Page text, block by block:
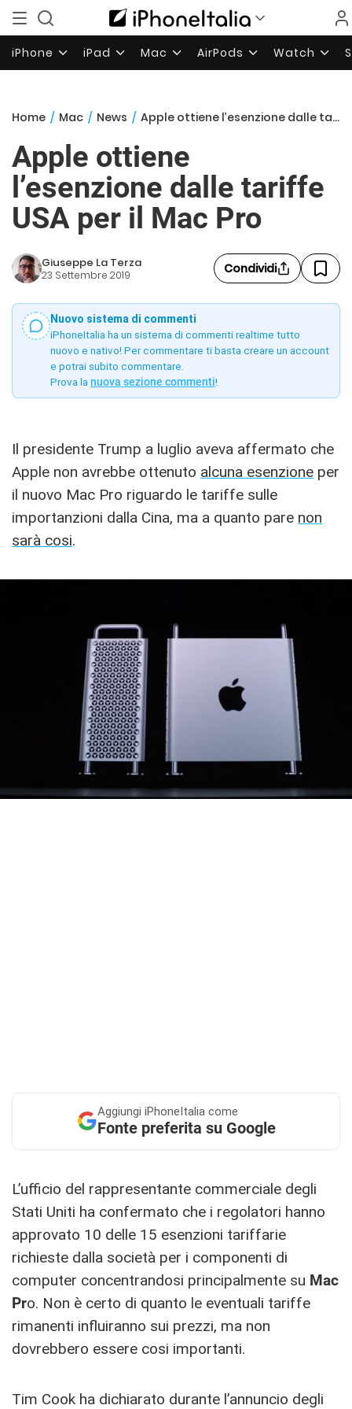
iPhone iPad Mac AirPods Watch
Home / Mac / News / Apple ottiene l’esenzione dalle tariffe USA per il Mac Pro
Apple ottiene
l’esenzione dalle tariffe
USA per il Mac Pro
Giuseppe La Terza
23 Settembre 2019 Condividi
Nuovo sistema di commenti
iPhoneItalia ha un sistema di commenti realtime tutto
nuovo e nativo! Per commentare ti basta creare un account
e potrai subito commentare.
Prova la nuova sezione commenti!
Il presidente Trump a luglio aveva affermato che
Apple non avrebbe ottenuto alcuna esenzione per
il nuovo Mac Pro riguardo le tariffe sulle
importanzioni dalla Cina, ma a quanto pare non
sarà cosi.
Aggiungi iPhoneItalia come
Fonte preferita su Google
L’ufficio del rappresentante commerciale degli
Stati Uniti ha confermato che i regolatori hanno
approvato 10 delle 15 esenzioni tariffarie
richieste dalla società per i componenti di
computer concentrandosi principalmente su Mac
Pro. Non è certo di quanto le eventuali tariffe
rimanenti influiranno sui prezzi, ma non
dovrebbero essere cosi importanti.
Tim Cook ha dichiarato durante l’annuncio degli